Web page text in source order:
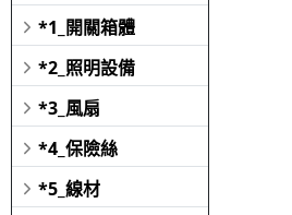
*1_開關箱體
*2_照明設備
*3_風扇
*4_保險絲
*5_線材